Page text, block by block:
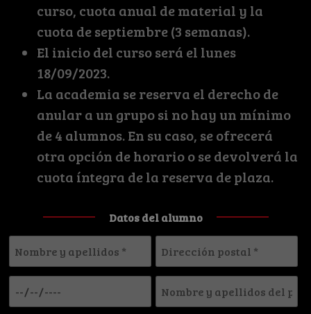
curso, cuota anual de material y la
cuota de septiembre (3 semanas).
El inicio del curso será el lunes
18/09/2023.
La academia se reserva el derecho de
anular a un grupo si no hay un mínimo
de 4 alumnos. En su caso, se ofrecerá
otra opción de horario o se devolverá la
cuota íntegra de la reserva de plaza.
Datos del alumno
Nombre
y
apellidos
*
Dirección
postal
Fecha
nacimiento
Nombre
y